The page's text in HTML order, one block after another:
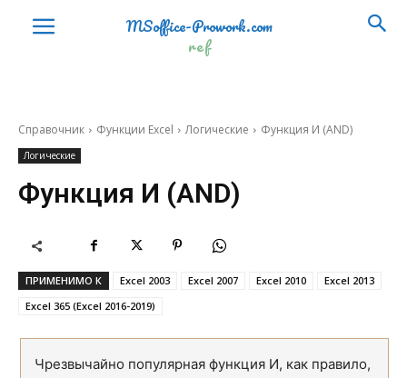
MSoffice-Prowork.com
ref
Справочник Функции Excel Логические Функция И (AND)
Логические
Функция И (AND)
ПРИМЕНИМО К Excel 2003 Excel 2007 Excel 2010
Excel 2013
Excel 365 (Excel 2016-2019)
Чрезвычайно популярная функция И, как правило,